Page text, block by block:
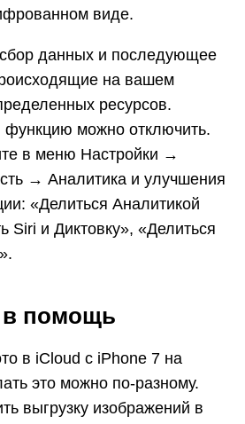
виде.
данных и последующее
на вашем
ресурсов.
функцию можно отключить.
в меню Настройки →
→ Аналитика и улучшения
«Делиться Аналитикой
Siri и Диктовку», «Делиться
помощь
в iCloud с iPhone 7 на
это можно по-разному.
выгрузку изображений в